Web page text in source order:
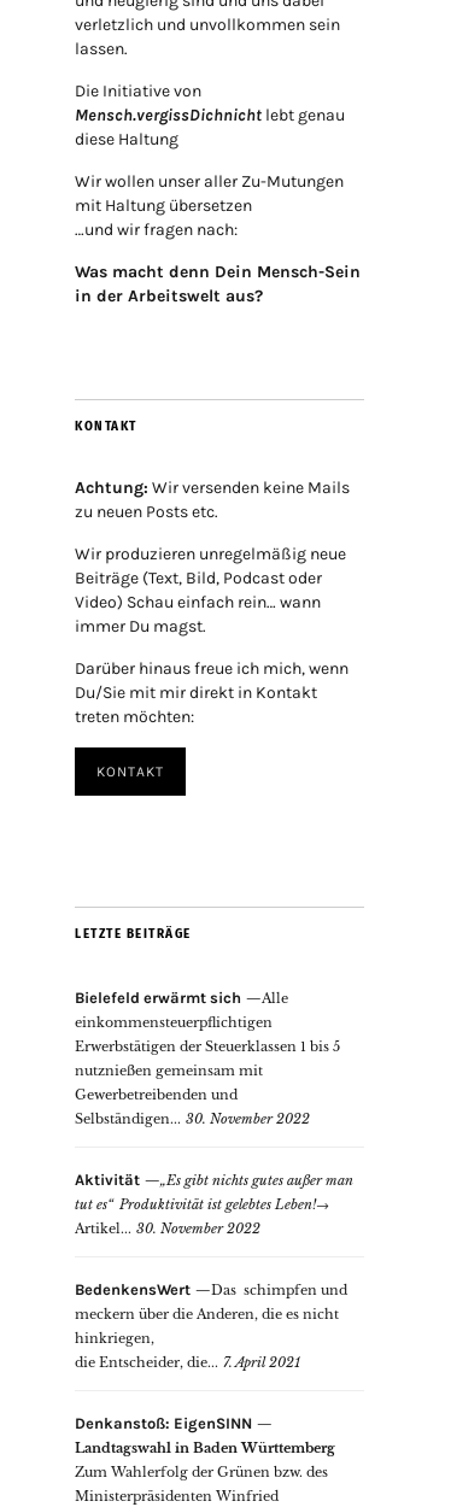
verletzlich und unvollkommen sein
lassen.
Die Initiative von
Mensch.vergissDichnicht lebt genau
diese Haltung
Wir wollen unser aller Zu-Mutungen
mit Haltung übersetzen
…und wir fragen nach:
Was macht denn Dein Mensch-Sein
in der Arbeitswelt aus?
KONTAKT
Achtung: Wir versenden keine Mails
zu neuen Posts etc.
Wir produzieren unregelmäßig neue
Beiträge (Text, Bild, Podcast oder
Video) Schau einfach rein… wann
immer Du magst.
Darüber hinaus freue ich mich, wenn
Du/Sie mit mir direkt in Kontakt
treten möchten:
KONTAKT
LETZTE BEITRÄGE
Bielefeld erwärmt sich
Alle
einkommensteuerpflichtigen
Erwerbstätigen der Steuerklassen 1 bis 5
nutznießen gemeinsam mit
Gewerbetreibenden und
Selbständigen... 30. November 2022
Aktivität
„Es gibt nichts gutes außer man
tut es“ Produktivität ist gelebtes Leben!→
Artikel... 30. November 2022
BedenkensWert
Das schimpfen und
meckern über die Anderen, die es nicht
hinkriegen,
die Entscheider, die... 7. April 2021
Denkanstoß: EigenSINN
Landtagswahl in Baden Württemberg
Zum Wahlerfolg der Grünen bzw. des
Ministerpräsidenten Winfried